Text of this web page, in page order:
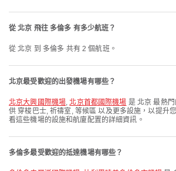
從 北京 飛往 多倫多 有多少航班？
從 北京 到 多倫多 共有 2 個航班。
北京最受歡迎的出發機場有哪些？
北京大興國際機場,北京首都國際機場 是 北京 最熱
供 穿梭巴士, 祈禱室, 等候區 以及更多設施，以提升
看這些機場的設施和航廈配置的詳細資訊。
多倫多最受歡迎的抵達機場有哪些？